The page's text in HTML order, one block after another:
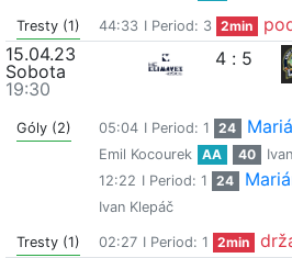
Tresty (1) 44:33 I Period: 3 2min
15.04.23
Sobota
19:30
4 : 5
Góly (2) 05:04 I Period: 1 24
Emil Kocourek
AA 40
12:22 I Period: 1 24
Ivan Klepáč
Tresty (1) 02:27 I Period: 1 2min